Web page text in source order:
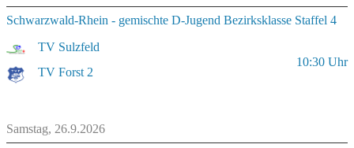
Schwarzwald-Rhein - gemischte D-Jugend Bezirksklasse Staffel 4
TV Sulzfeld
TV Forst 2
10:30 Uhr
Samstag, 26.9.2026